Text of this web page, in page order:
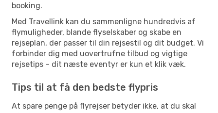
booking.
Med Travellink kan du sammenligne hundredvis af
flymuligheder, blande flyselskaber og skabe en
rejseplan, der passer til din rejsestil og dit budget. Vi
forbinder dig med uovertrufne tilbud og vigtige
rejsetips – dit næste eventyr er kun et klik væk.
Tips til at få den bedste flypris
At spare penge på flyrejser betyder ikke, at du skal